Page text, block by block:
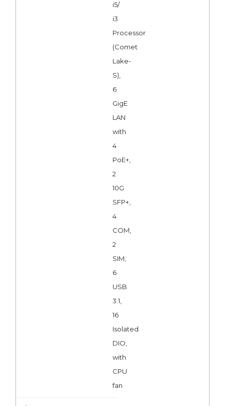
i5/
i3
Processor
(Comet
Lake-
S),
6
GigE
LAN
with
4
PoE+,
2
10G
SFP+,
4
COM,
2
SIM,
6
USB
3.1,
16
Isolated
DIO,
with
CPU
fan